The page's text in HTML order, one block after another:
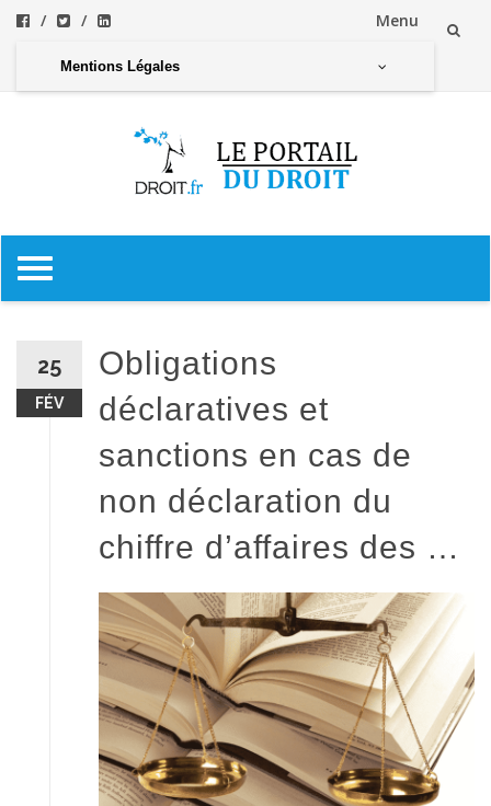
Menu
Mentions Légales
Obligations
déclaratives et
sanctions en cas de
non déclaration du
chiffre d’affaires des …
25
FÉV